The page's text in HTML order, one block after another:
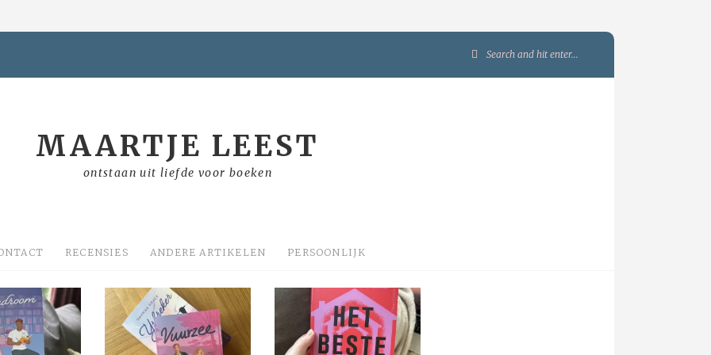
Search
MAARTJE LEEST
ontstaan uit liefde voor boeken
RECENSIES ANDERE ARTIKELEN PERSOONLIJK